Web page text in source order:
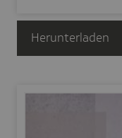
Herunterladen